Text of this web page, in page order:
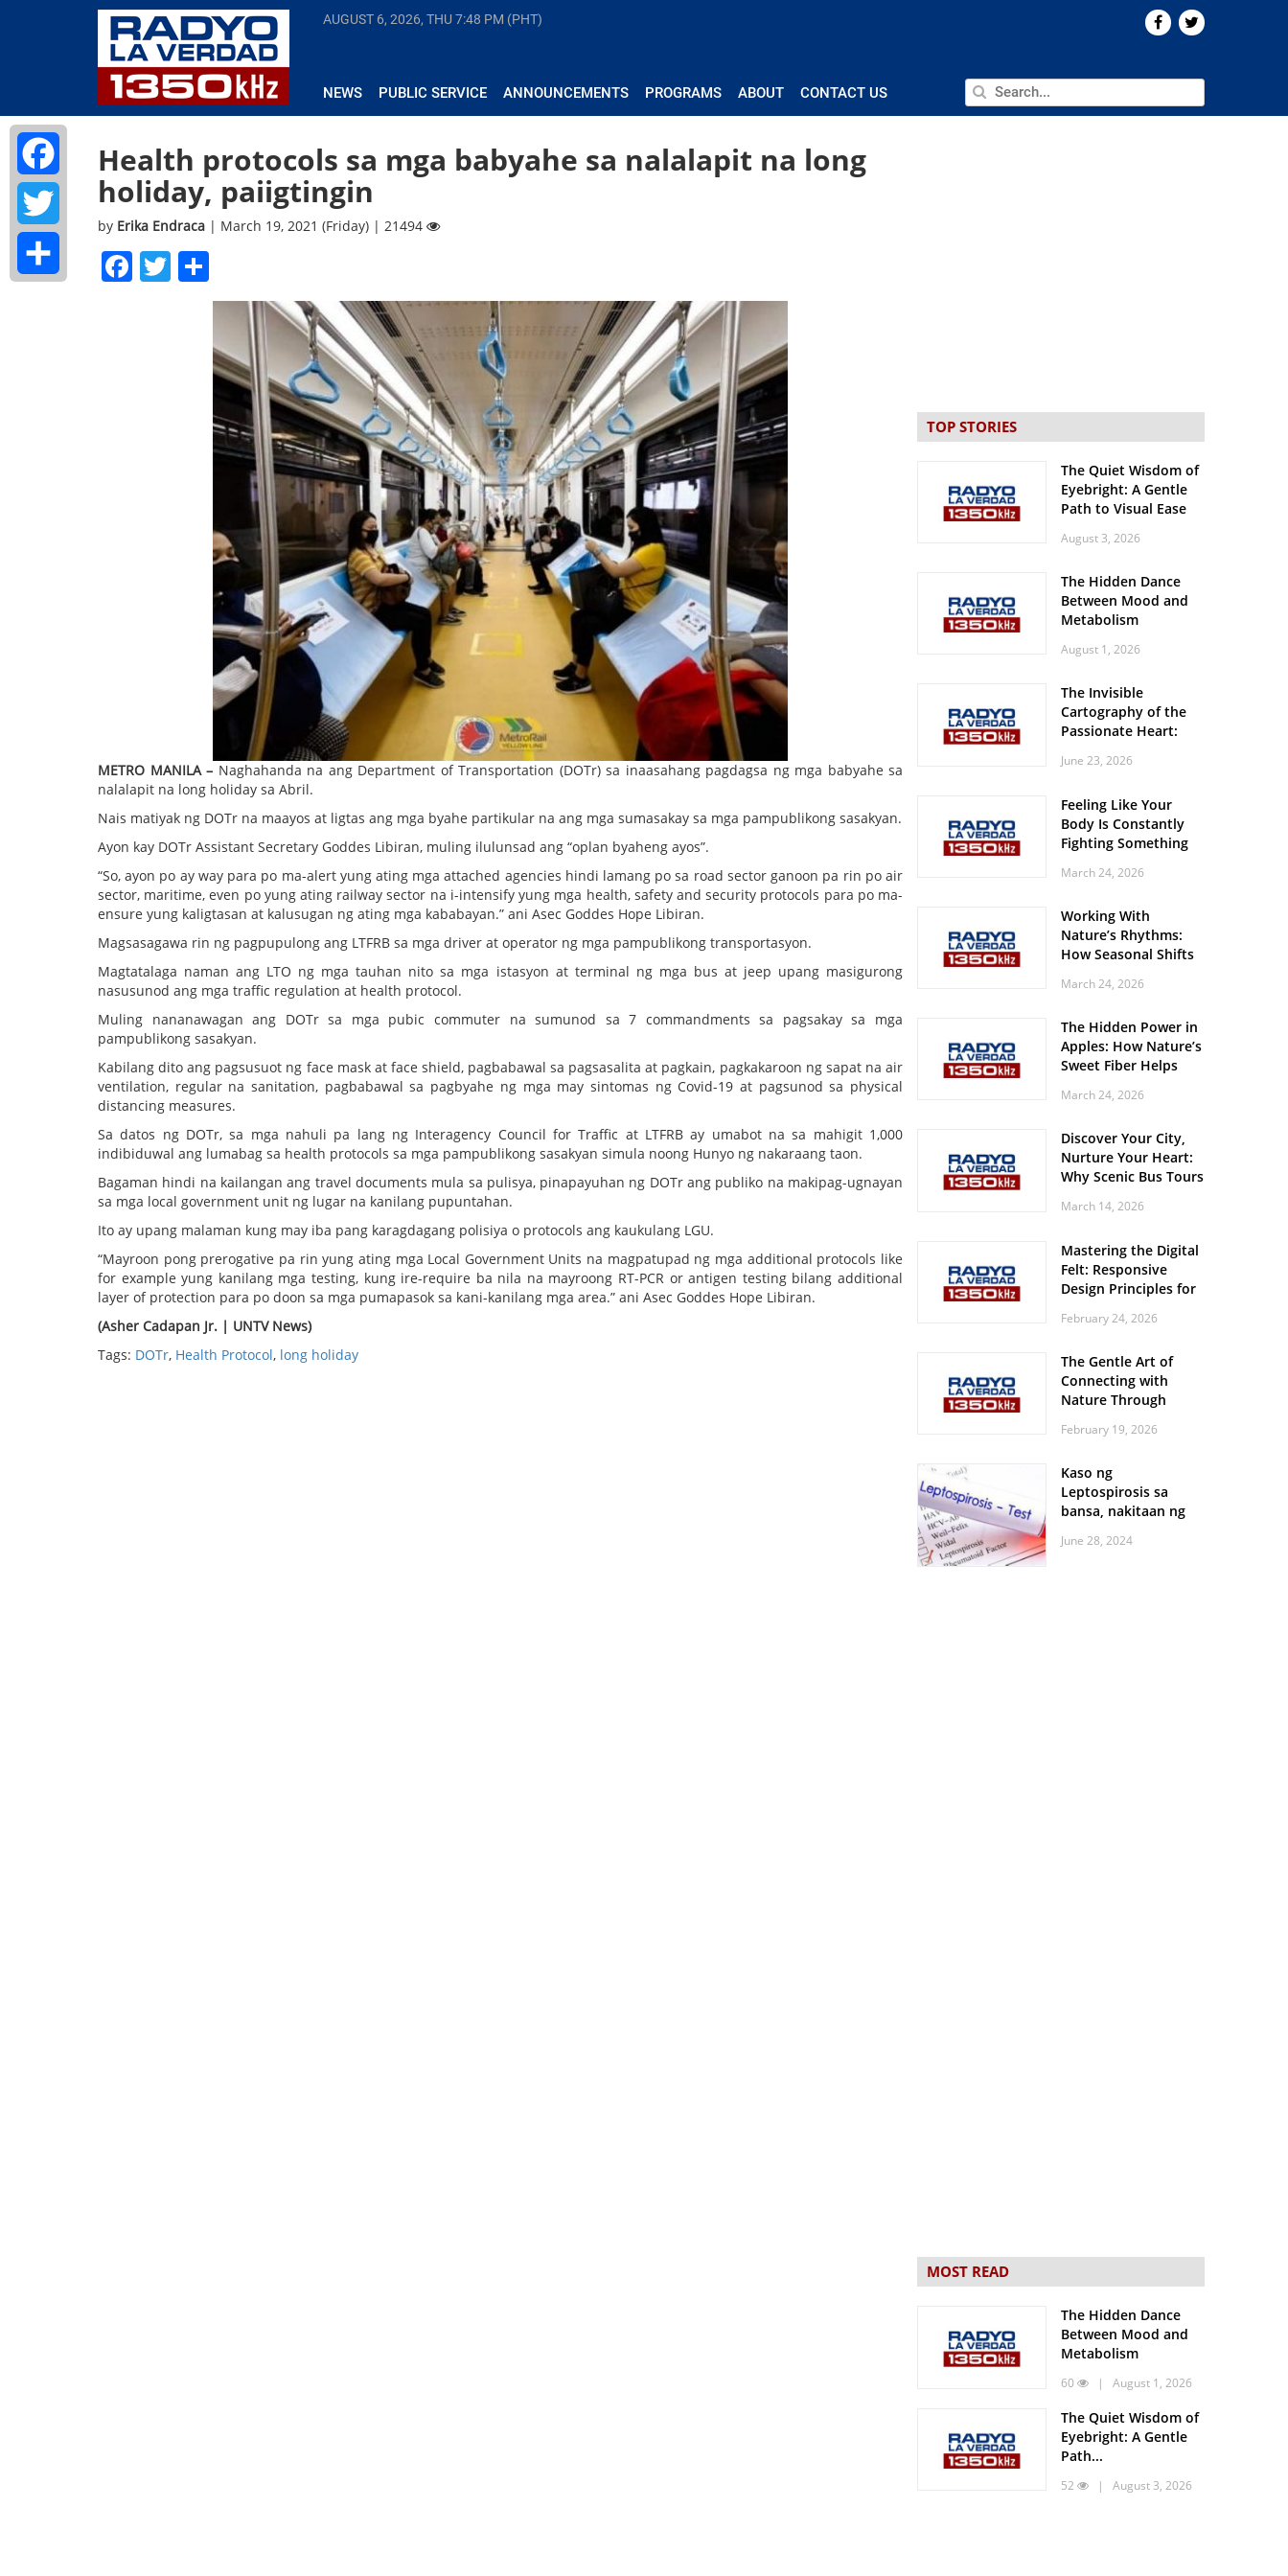
AUGUST 6, 2026, THU7:48 PM (PHT)
NEWS PUBLIC SERVICE ANNOUNCEMENTS PROGRAMS ABOUT CONTACT US
Health protocols sa mga babyahe sa nalalapit na long
holiday, paiigtingin
by Erika Endraca | March 19, 2021 (Friday) | 21494
Facebook
Twitter
METRO MANILA – Naghahanda na ang Department of Transportation (DOTr) sa inaasahang pagdagsa ng mga babyahe sa
nalalapit na long holiday sa Abril.
Nais matiyak ng DOTr na maayos at ligtas ang mga byahe partikular na ang mga sumasakay sa mga pampublikong sasakyan.
Ayon kay DOTr Assistant Secretary Goddes Libiran, muling ilulunsad ang “oplan byaheng ayos”.
“So, ayon po ay way para po ma-alert yung ating mga attached agencies hindi lamang po sa road sector ganoon pa rin po air
sector, maritime, even po yung ating railway sector na i-intensify yung mga health, safety and security protocols para po ma-
ensure yung kaligtasan at kalusugan ng ating mga kababayan.” ani Asec Goddes Hope Libiran.
Magsasagawa rin ng pagpupulong ang LTFRB sa mga driver at operator ng mga pampublikong transportasyon.
Magtatalaga naman ang LTO ng mga tauhan nito sa mga istasyon at terminal ng mga bus at jeep upang masigurong
nasusunod ang mga traffic regulation at health protocol.
Muling nananawagan ang DOTr sa mga pubic commuter na sumunod sa 7 commandments sa pagsakay sa mga
pampublikong sasakyan.
Kabilang dito ang pagsusuot ng face mask at face shield, pagbabawal sa pagsasalita at pagkain, pagkakaroon ng sapat na air
ventilation, regular na sanitation, pagbabawal sa pagbyahe ng mga may sintomas ng Covid-19 at pagsunod sa physical
distancing measures.
Sa datos ng DOTr, sa mga nahuli pa lang ng Interagency Council for Traffic at LTFRB ay umabot na sa mahigit 1,000
indibiduwal ang lumabag sa health protocols sa mga pampublikong sasakyan simula noong Hunyo ng nakaraang taon.
Bagaman hindi na kailangan ang travel documents mula sa pulisya, pinapayuhan ng DOTr ang publiko na makipag-ugnayan
sa mga local government unit ng lugar na kanilang pupuntahan.
Ito ay upang malaman kung may iba pang karagdagang polisiya o protocols ang kaukulang LGU.
“Mayroon pong prerogative pa rin yung ating mga Local Government Units na magpatupad ng mga additional protocols like
for example yung kanilang mga testing, kung ire-require ba nila na mayroong RT-PCR or antigen testing bilang additional
layer of protection para po doon sa mga pumapasok sa kani-kanilang mga area.” ani Asec Goddes Hope Libiran.
(Asher Cadapan Jr. | UNTV News)
Tags: DOTr, Health Protocol, long holiday
TOP STORIES
The Quiet Wisdom of
Eyebright: A Gentle
Path to Visual Ease
August 3, 2026
The Hidden Dance
Between Mood and
Metabolism
August 1, 2026
The Invisible
Cartography of the
Passionate Heart:
Spatial Solitude in
Roaring Stadiums
June 23, 2026
Feeling Like Your
Body Is Constantly
Fighting Something
Body Might Be
March 24, 2026
Working With
Nature’s Rhythms:
How Seasonal Shifts
and Vitality
March 24, 2026
The Hidden Power in
Apples: How Nature’s
Sweet Fiber Helps
Steady and Smooth
March 24, 2026
Discover Your City,
Nurture Your Heart:
Why Scenic Bus Tours
Practice
March 14, 2026
Mastering the Digital
Felt: Responsive
Design Principles for
February 24, 2026
The Gentle Art of
Connecting with
Nature Through
Walks
February 19, 2026
Kaso ng
Leptospirosis sa
bansa, nakitaan ng
June 28, 2024
MOST READ
The Hidden Dance
Between Mood and
Metabolism
60 | August 1, 2026
The Quiet Wisdom of
Eyebright: A Gentle
Path...
52 | August 3, 2026
Facebook
Twitter